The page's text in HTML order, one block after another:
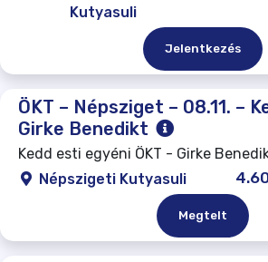
Kutyasuli
Jelentkezés
ÖKT – Népsziget – 08.11. –
Girke Benedikt
Kedd esti egyéni ÖKT - Girke
Népszigeti Kutyasuli
Megtelt